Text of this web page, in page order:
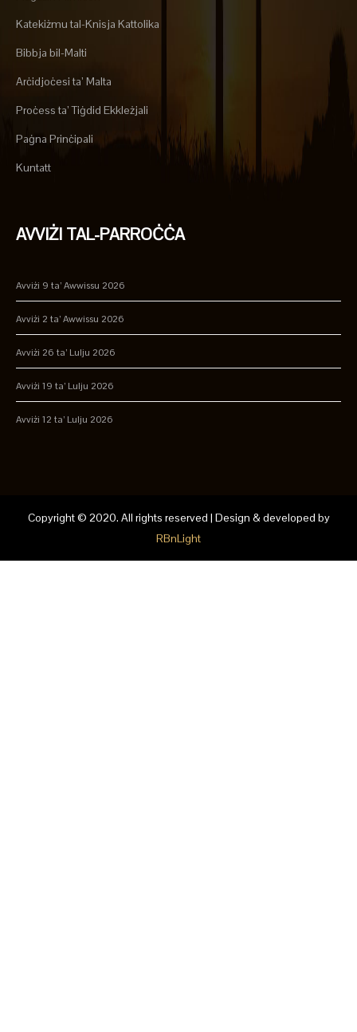
Katekiżmu tal-Knisja Kattolika
Bibbja bil-Malti
Arċidjoċesi ta’ Malta
Proċess ta’ Tiġdid Ekkleżjali
Paġna Prinċipali
Kuntatt
AVVIŻI TAL-PARROĊĊA
Avviżi 9 ta’ Awwissu 2026
Avviżi 2 ta’ Awwissu 2026
Avviżi 26 ta’ Lulju 2026
Avviżi 19 ta’ Lulju 2026
Avviżi 12 ta’ Lulju 2026
Copyright © 2020. All rights reserved | Design & developed by
RBnLight